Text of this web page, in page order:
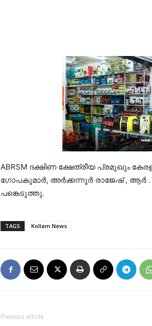
ABRSM ദക്ഷിണ ക്ഷേത്രീയ പ്രമുഖും
ഗോപകുമാർ, അർക്കന്നൂർ രാജേഷ് , ആർ .
പങ്കെടുത്തു.
TAGS Kollam News
Previous article